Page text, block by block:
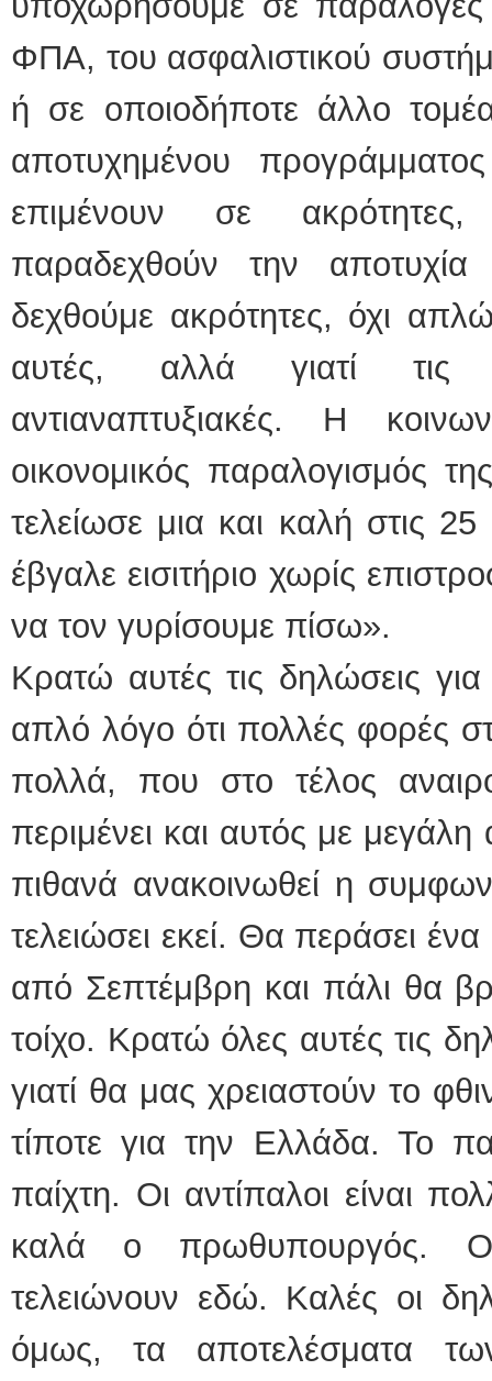
ΦΠΑ, του ασφαλιστικού
ή σε οποιοδήποτε άλλο
αποτυχημένου
επιμένουν σε
παραδεχθούν την
δεχθούμε ακρότητες, όχι
αυτές, αλλά γιατί τις
αντιαναπτυξιακές. Η
οικονομικός παραλογισμός
τελείωσε μια και καλή στις
έβγαλε εισιτήριο χωρίς
να τον γυρίσουμε πίσω».
Κρατώ αυτές τις δηλώσεις
απλό λόγο ότι πολλές φορές
πολλά, που στο τέλος
περιμένει και αυτός με
πιθανά ανακοινωθεί η
τελειώσει εκεί. Θα περάσει
από Σεπτέμβρη και πάλι θα
τοίχο. Κρατώ όλες αυτές τις
γιατί θα μας χρειαστούν το
τίποτε για την Ελλάδα. Το
παίχτη. Οι αντίπαλοι είναι
καλά ο πρωθυπουργός. Οι
τελειώνουν εδώ. Καλές οι
όμως, τα αποτελέσματα